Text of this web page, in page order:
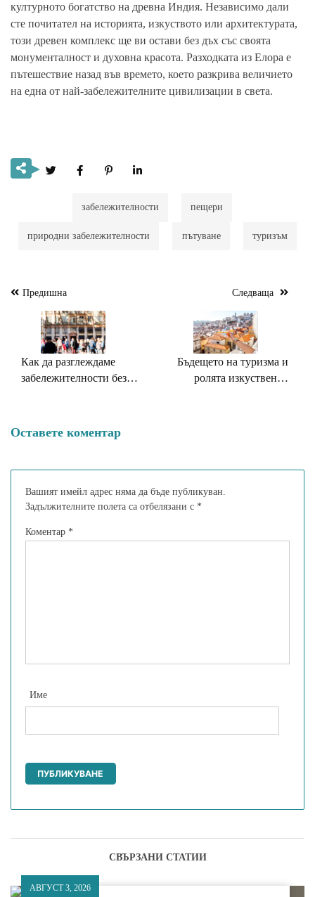
културното богатство на древна Индия. Независимо дали
сте почитател на историята, изкуството или архитектурата,
този древен комплекс ще ви остави без дъх със своята
монументалност и духовна красота. Разходката из Елора е
пътешествие назад във времето, което разкрива величието
на една от най-забележителните цивилизации в света.
забележителности пещери
природни забележителности пътуване туризъм
Навигация
Предишна
Как да разглеждаме
забележителности без
Следваща
Бъдещето на туризма и
ролята изкуствения
Оставете коментар
Вашият имейл адрес няма да бъде публикуван.
Задължителните полета са отбелязани с *
Коментар *
Име
СВЪРЗАНИ СТАТИИ
АВГУСТ 3, 2026